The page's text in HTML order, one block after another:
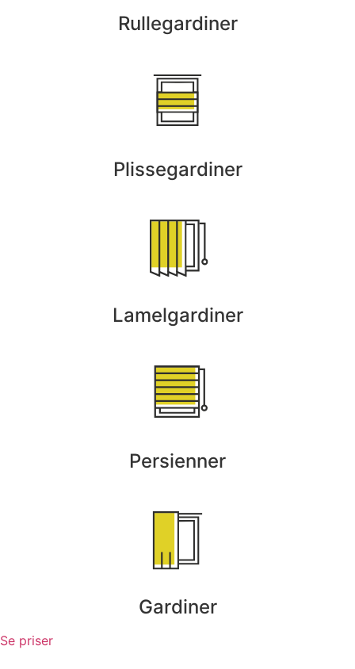
Rullegardiner
Plissegardiner
Lamelgardiner
Persienner
Gardiner
Se priser